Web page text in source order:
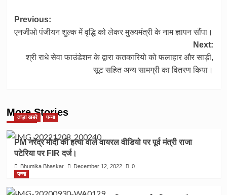
Post
navigation
Previous:
एनजीओ पंजीयन शुल्क में वृद्धि को लेकर मुख्यमंत्री के नाम ज्ञापन सौंपा।
Next:
श्री राधे सेवा फाउंडेशन के द्वारा कतकारियो को फलाहार और साड़ी,
सूट सहित अन्य सामग्री का वितरण किया।
More Stories
ताज़ा खबरे पन्ना
PM नरेंद्र मोदी की हत्या वाले वायरल वीडियो पर पूर्व मंत्री राजा
पटेरिया पर FIR दर्ज।
Bhumika Bhaskar December 12, 2022
0
पन्ना